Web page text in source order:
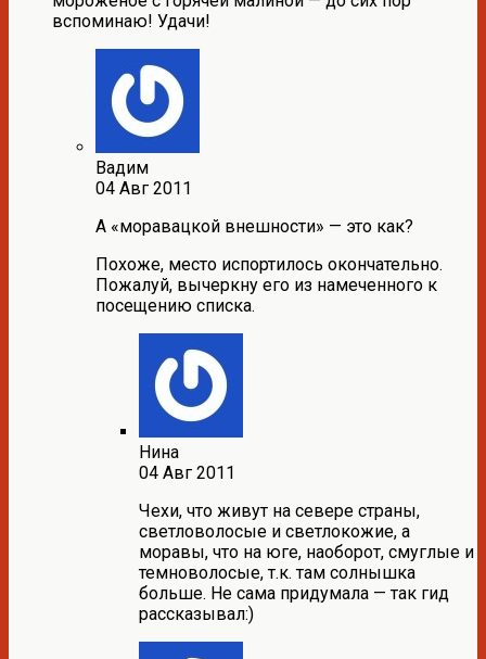
вспоминаю! Удачи!
Вадим
04 Авг 2011
А «моравацкой внешности» — это как?
Похоже, место испортилось окончательно.
Пожалуй, вычеркну его из намеченного к
посещению списка.
Нина
04 Авг 2011
Чехи, что живут на севере страны,
светловолосые и светлокожие, а
моравы, что на юге, наоборот, смуглые и
темноволосые, т.к. там солнышка
больше. Не сама придумала — так гид
рассказывал:)